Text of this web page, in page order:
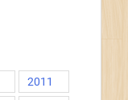
2011